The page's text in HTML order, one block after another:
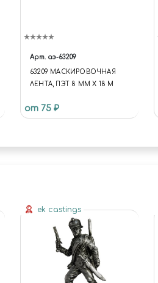
Арт. аэ-63209
63209 МАСКИРОВОЧНАЯ
ЛЕНТА, ПЭТ 8 ММ Х 18 М
от 75 ₽
ek castings